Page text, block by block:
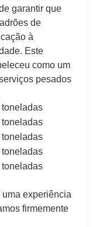
garantir que
de
à
Este
como um
pesados
experiência
firmemente